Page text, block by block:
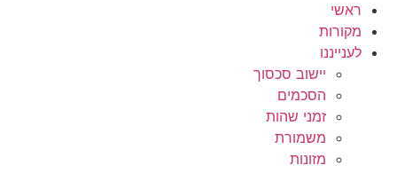
ראשי
מקורות
לענייננו
יישוב סכסוך
הסכמים
זמני שהות
משמורת
מזונות